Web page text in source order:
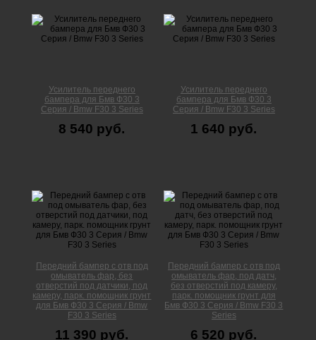
Усилитель переднего
бампера для Бмв Ф30 3
Серия / Bmw F30 3 Series
8 540 руб.
Усилитель переднего
бампера для Бмв Ф30 3
Серия / Bmw F30 3 Series
1 640 руб.
Передний бампер с отв под
омыватель фар, без
отверстий под датчики, под
камеру, парк. помощник грунт
для Бмв Ф30 3 Серия / Bmw
F30 3 Series
11 390 руб.
Передний бампер с отв под
омыватель фар, под датч,
без отверстий под камеру,
парк. помощник грунт для
Бмв Ф30 3 Серия / Bmw F30 3
Series
6 520 руб.